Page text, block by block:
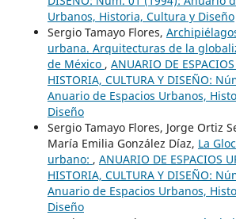
Urbanos, Historia, Cultura y Diseño
Sergio Tamayo Flores,
urbana. Arquitecturas de la
de México , ANUARIO DE
HISTORIA, CULTURA Y DISEÑO:
Anuario de Espacios Urbanos,
Diseño
Sergio Tamayo Flores, Jorge Ortiz
María Emilia González Díaz, La
urbano: , ANUARIO DE ESPACIOS
HISTORIA, CULTURA Y DISEÑO:
Anuario de Espacios Urbanos,
Diseño